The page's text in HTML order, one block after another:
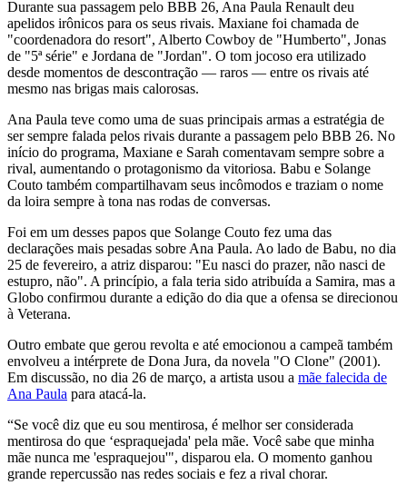
Durante sua passagem pelo BBB 26, Ana Paula Renault deu
apelidos irônicos para os seus rivais. Maxiane foi chamada de
"coordenadora do resort", Alberto Cowboy de "Humberto", Jonas
de "5ª série" e Jordana de "Jordan". O tom jocoso era utilizado
desde momentos de descontração — raros — entre os rivais até
mesmo nas brigas mais calorosas.
Ana Paula teve como uma de suas principais armas a estratégia de
ser sempre falada pelos rivais durante a passagem pelo BBB 26. No
início do programa, Maxiane e Sarah comentavam sempre sobre a
rival, aumentando o protagonismo da vitoriosa. Babu e Solange
Couto também compartilhavam seus incômodos e traziam o nome
da loira sempre à tona nas rodas de conversas.
Foi em um desses papos que Solange Couto fez uma das
declarações mais pesadas sobre Ana Paula. Ao lado de Babu, no dia
25 de fevereiro, a atriz disparou: "Eu nasci do prazer, não nasci de
estupro, não". A princípio, a fala teria sido atribuída a Samira, mas a
Globo confirmou durante a edição do dia que a ofensa se direcionou
à Veterana.
Outro embate que gerou revolta e até emocionou a campeã também
envolveu a intérprete de Dona Jura, da novela "O Clone" (2001).
Em discussão, no dia 26 de março, a artista usou a mãe falecida de
Ana Paula para atacá-la.
“Se você diz que eu sou mentirosa, é melhor ser considerada
mentirosa do que ‘espraquejada' pela mãe. Você sabe que minha
mãe nunca me 'espraquejou'", disparou ela. O momento ganhou
grande repercussão nas redes sociais e fez a rival chorar.